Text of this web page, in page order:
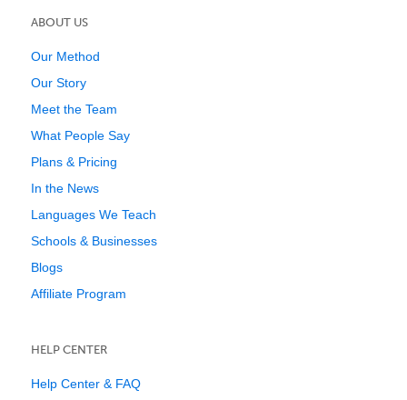
ABOUT US
Our Method
Our Story
Meet the Team
What People Say
Plans & Pricing
In the News
Languages We Teach
Schools & Businesses
Blogs
Affiliate Program
HELP CENTER
Help Center & FAQ